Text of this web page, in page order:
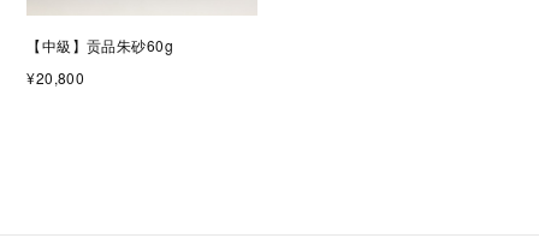
【中級】贡品朱砂60g
¥20,800